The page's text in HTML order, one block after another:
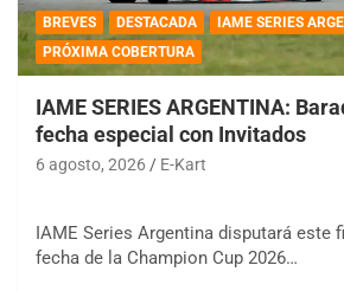
BREVES DESTACADA
IAME SERIES
PRÓXIMA COBERTURA
IAME SERIES ARGENTINA:
fecha especial con Invitados
6 agosto, 2026 E-Kart
IAME Series Argentina disputará este
fecha de la Champion Cup 2026…